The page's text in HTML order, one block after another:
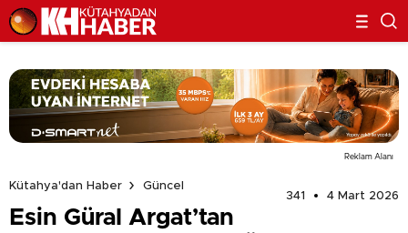
Reklam Alanı
Kütahya'dan Haber
Güncel
341
4 Mart 2026
Esin Güral Argat’tan